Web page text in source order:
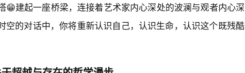
😁建起一座桥梁，连接着艺术家内心深处的波澜与观者内心深
空的对话中，你将重新认识自己，认识生命，认识这个既残酷